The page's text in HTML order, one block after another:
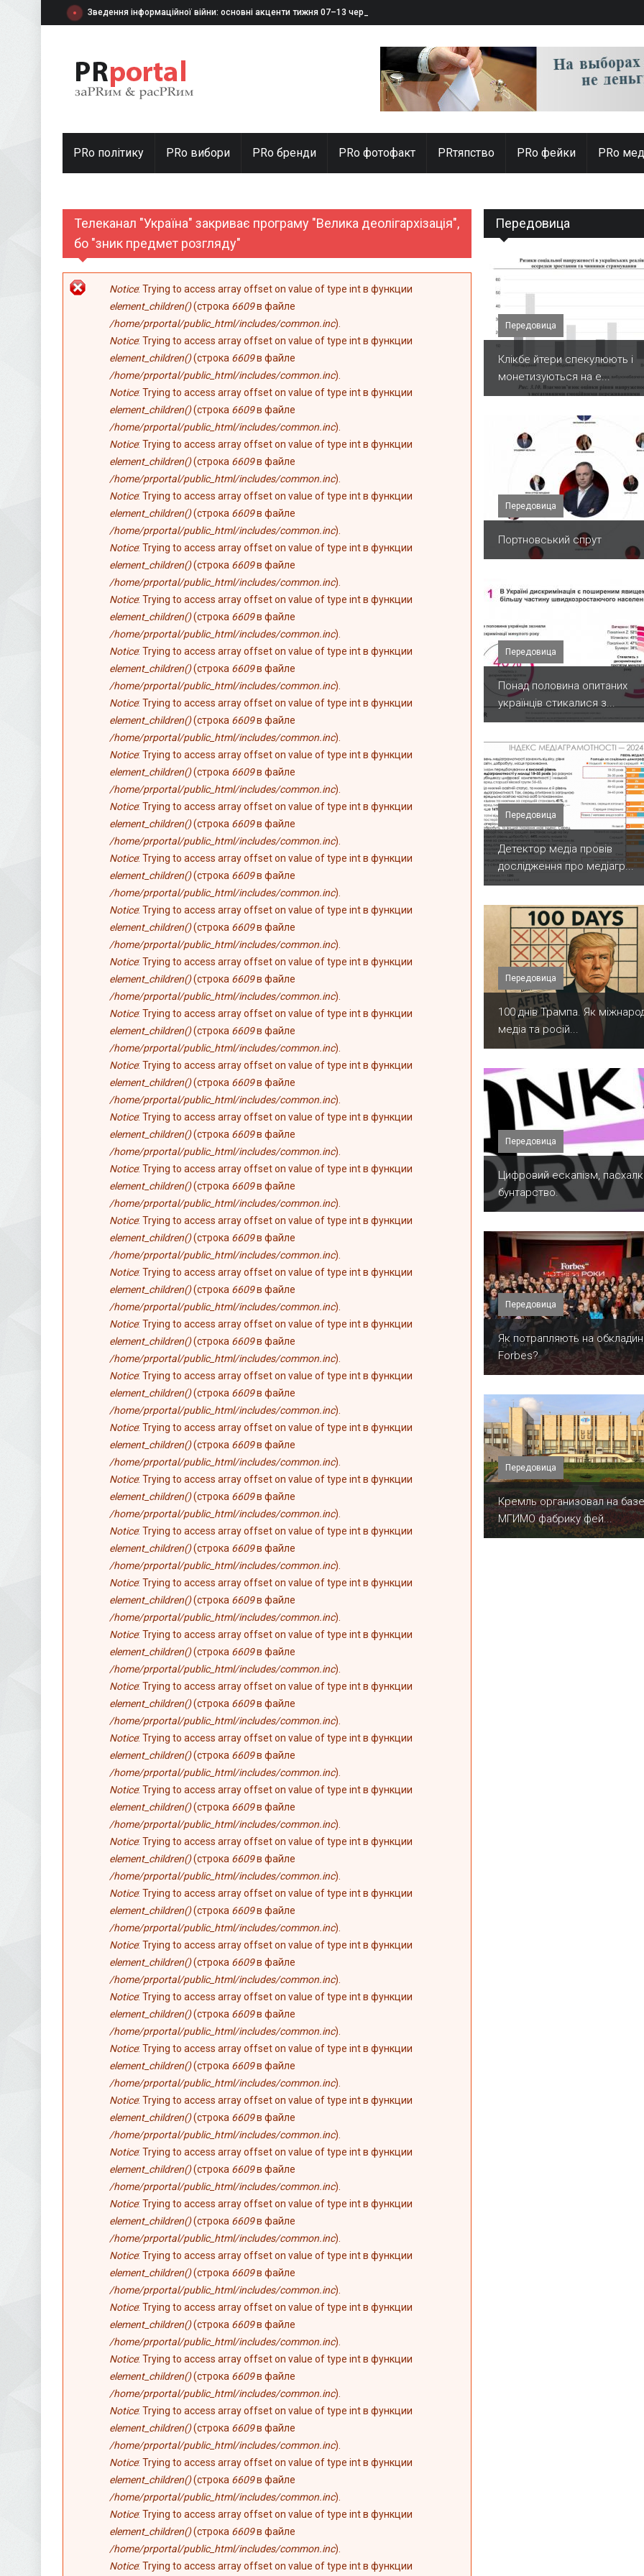
Перейти к основному содержаниюЗведення інформаційної війни: основні акценти тижня 07–13 червня 2025
PRo політику PRo вибори PRо бренди PRо фотофакт PRтяпство PRo фейки PRo
Телеканал "Україна" закриває програму "Велика деолігархізація",
бо "зник предмет розгляду"
Сообщение об ошибке
Notice: Trying to access array offset on value of type int в функции
element_children()(строка 6609в файле
/home/prportal/public_html/includes/common.inc).
Notice: Trying to access array offset on value of type int в функции
element_children()(строка 6609в файле
/home/prportal/public_html/includes/common.inc).
Notice: Trying to access array offset on value of type int в функции
element_children()(строка 6609в файле
/home/prportal/public_html/includes/common.inc).
Notice: Trying to access array offset on value of type int в функции
element_children()(строка 6609в файле
/home/prportal/public_html/includes/common.inc).
Notice: Trying to access array offset on value of type int в функции
element_children()(строка 6609в файле
/home/prportal/public_html/includes/common.inc).
Notice: Trying to access array offset on value of type int в функции
element_children()(строка 6609в файле
/home/prportal/public_html/includes/common.inc).
Notice: Trying to access array offset on value of type int в функции
element_children()(строка 6609в файле
/home/prportal/public_html/includes/common.inc).
Notice: Trying to access array offset on value of type int в функции
element_children()(строка 6609в файле
/home/prportal/public_html/includes/common.inc).
Notice: Trying to access array offset on value of type int в функции
element_children()(строка 6609в файле
/home/prportal/public_html/includes/common.inc).
Notice: Trying to access array offset on value of type int в функции
element_children()(строка 6609в файле
/home/prportal/public_html/includes/common.inc).
Notice: Trying to access array offset on value of type int в функции
element_children()(строка 6609в файле
/home/prportal/public_html/includes/common.inc).
Notice: Trying to access array offset on value of type int в функции
element_children()(строка 6609в файле
/home/prportal/public_html/includes/common.inc).
Notice: Trying to access array offset on value of type int в функции
element_children()(строка 6609в файле
/home/prportal/public_html/includes/common.inc).
Notice: Trying to access array offset on value of type int в функции
element_children()(строка 6609в файле
/home/prportal/public_html/includes/common.inc).
Notice: Trying to access array offset on value of type int в функции
element_children()(строка 6609в файле
/home/prportal/public_html/includes/common.inc).
Notice: Trying to access array offset on value of type int в функции
element_children()(строка 6609в файле
/home/prportal/public_html/includes/common.inc).
Notice: Trying to access array offset on value of type int в функции
element_children()(строка 6609в файле
/home/prportal/public_html/includes/common.inc).
Notice: Trying to access array offset on value of type int в функции
element_children()(строка 6609в файле
/home/prportal/public_html/includes/common.inc).
Notice: Trying to access array offset on value of type int в функции
element_children()(строка 6609в файле
/home/prportal/public_html/includes/common.inc).
Notice: Trying to access array offset on value of type int в функции
element_children()(строка 6609в файле
/home/prportal/public_html/includes/common.inc).
Notice: Trying to access array offset on value of type int в функции
element_children()(строка 6609в файле
/home/prportal/public_html/includes/common.inc).
Notice: Trying to access array offset on value of type int в функции
element_children()(строка 6609в файле
/home/prportal/public_html/includes/common.inc).
Notice: Trying to access array offset on value of type int в функции
element_children()(строка 6609в файле
/home/prportal/public_html/includes/common.inc).
Notice: Trying to access array offset on value of type int в функции
element_children()(строка 6609в файле
/home/prportal/public_html/includes/common.inc).
Notice: Trying to access array offset on value of type int в функции
element_children()(строка 6609в файле
/home/prportal/public_html/includes/common.inc).
Notice: Trying to access array offset on value of type int в функции
element_children()(строка 6609в файле
/home/prportal/public_html/includes/common.inc).
Notice: Trying to access array offset on value of type int в функции
element_children()(строка 6609в файле
/home/prportal/public_html/includes/common.inc).
Notice: Trying to access array offset on value of type int в функции
element_children()(строка 6609в файле
/home/prportal/public_html/includes/common.inc).
Notice: Trying to access array offset on value of type int в функции
element_children()(строка 6609в файле
/home/prportal/public_html/includes/common.inc).
Notice: Trying to access array offset on value of type int в функции
element_children()(строка 6609в файле
/home/prportal/public_html/includes/common.inc).
Notice: Trying to access array offset on value of type int в функции
element_children()(строка 6609в файле
/home/prportal/public_html/includes/common.inc).
Notice: Trying to access array offset on value of type int в функции
element_children()(строка 6609в файле
/home/prportal/public_html/includes/common.inc).
Notice: Trying to access array offset on value of type int в функции
element_children()(строка 6609в файле
/home/prportal/public_html/includes/common.inc).
Notice: Trying to access array offset on value of type int в функции
element_children()(строка 6609в файле
/home/prportal/public_html/includes/common.inc).
Notice: Trying to access array offset on value of type int в функции
element_children()(строка 6609в файле
/home/prportal/public_html/includes/common.inc).
Notice: Trying to access array offset on value of type int в функции
element_children()(строка 6609в файле
/home/prportal/public_html/includes/common.inc).
Notice: Trying to access array offset on value of type int в функции
element_children()(строка 6609в файле
/home/prportal/public_html/includes/common.inc).
Notice: Trying to access array offset on value of type int в функции
element_children()(строка 6609в файле
/home/prportal/public_html/includes/common.inc).
Notice: Trying to access array offset on value of type int в функции
element_children()(строка 6609в файле
/home/prportal/public_html/includes/common.inc).
Notice: Trying to access array offset on value of type int в функции
element_children()(строка 6609в файле
/home/prportal/public_html/includes/common.inc).
Notice: Trying to access array offset on value of type int в функции
element_children()(строка 6609в файле
/home/prportal/public_html/includes/common.inc).
Notice: Trying to access array offset on value of type int в функции
element_children()(строка 6609в файле
/home/prportal/public_html/includes/common.inc).
Notice: Trying to access array offset on value of type int в функции
element_children()(строка 6609в файле
/home/prportal/public_html/includes/common.inc).
Notice: Trying to access array offset on value of type int в функции
element_children()(строка 6609в файле
/home/prportal/public_html/includes/common.inc).
Notice: Trying to access array offset on value of type int в функции
Передовица
Передовица
Клікбе йтери спекулюють і
монетизуються на е...
Передовица
Портновський спрут
Передовица
Понад половина опитаних
українців стикалися з...
Передовица
Детектор медіа провів
дослідження про медіагр...
Передовица
100 днів Трампа. Як
медіа та росій...
Передовица
​Цифровий ескапізм,
бунтарство.
Передовица
​Як потрапляють на
Forbes?
Передовица
Кремль организовал на базе
МГИМО фабрику фей...